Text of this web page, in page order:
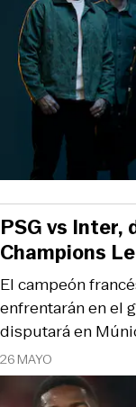
26 MAYO
El campeón
enfrentarán en el
disputará en
PSG vs Inter,
Champions